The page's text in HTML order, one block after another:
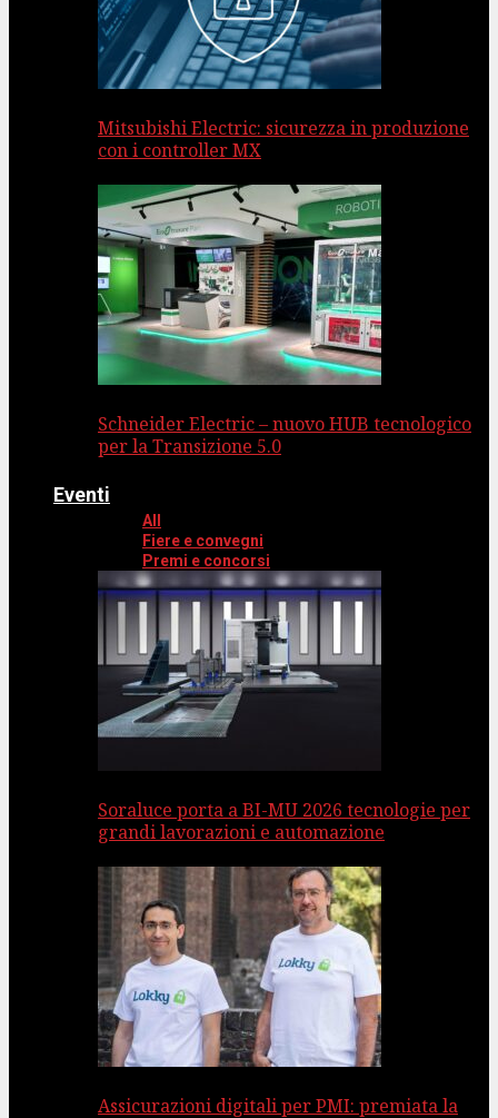
Mitsubishi Electric: sicurezza in produzione
con i controller MX
Schneider Electric – nuovo HUB tecnologico
per la Transizione 5.0
Eventi
All
Fiere e convegni
Premi e concorsi
Soraluce porta a BI-MU 2026 tecnologie per
grandi lavorazioni e automazione
Assicurazioni digitali per PMI: premiata la